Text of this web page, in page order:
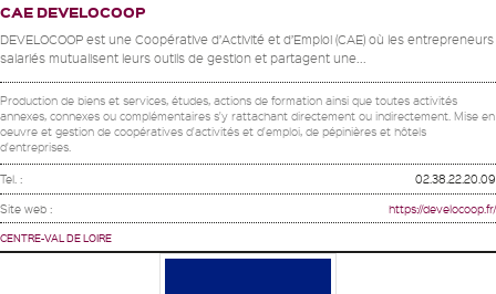
CAE DEVELOCOOP
DEVELOCOOP est une Coopérative d’Activité et d’Emploi (CAE) où les entrepreneurs
salariés mutualisent leurs outils de gestion et partagent une...
Production de biens et services, études, actions de formation ainsi que toutes activités
annexes, connexes ou complémentaires s'y rattachant directement ou indirectement. Mise en
oeuvre et gestion de coopératives d'activités et d'emploi, de pépinières et hôtels
d'entreprises.
Tel. : 02.38.22.20.09
Site web : https://develocoop.fr/
CENTRE-VAL DE LOIRE